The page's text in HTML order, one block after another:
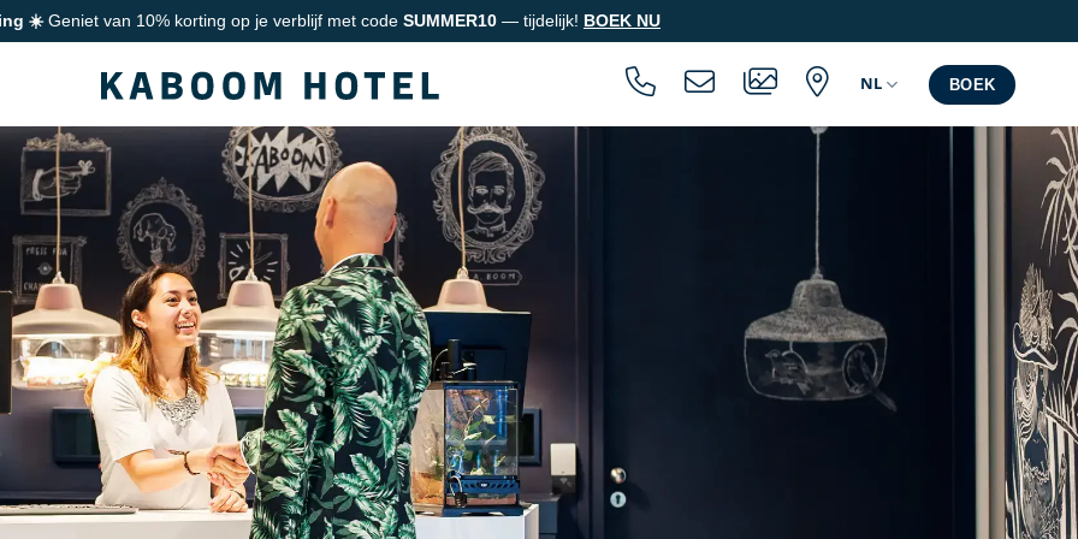
☀️Geniet van 10% korting op je verblijf met code SUMMER10 — tijdelijk! BOEK NU
NL BOEK